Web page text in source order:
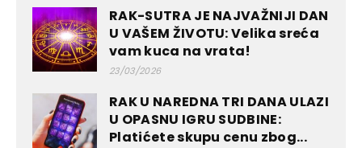
RAK-SUTRA JE NAJVAŽNIJI DAN
U VAŠEM ŽIVOTU: Velika sreća
vam kuca na vrata!
23/03/2026
RAK U NAREDNA TRI DANA ULAZI
U OPASNU IGRU SUDBINE:
Platićete skupu cenu zbog...